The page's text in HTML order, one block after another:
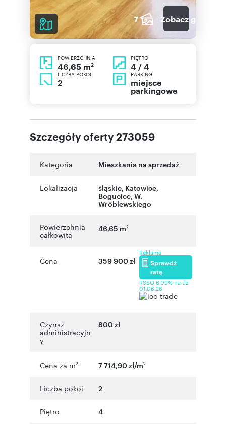
7 Zobacz galerię
POWIERZCHNIA
46,65 m2
PIĘTRO
4 / 4
LICZBA POKOI
2
PARKING
miejsce
parkingowe
Szczegóły oferty 273059
Kategoria Mieszkania na sprzedaż
Lokalizacja śląskie, Katowice,
Bogucice, W.
Wróblewskiego
Powierzchnia
całkowita
46,65 m2
Cena 359 900 zł
Reklama
Sprawdź
ratę
RSSO 6,09% na dz.
01.06.26
Czynsz
administracyjn
y
800 zł
Cena za m2 7 714,90 zł/m2
Liczba pokoi 2
Piętro 4